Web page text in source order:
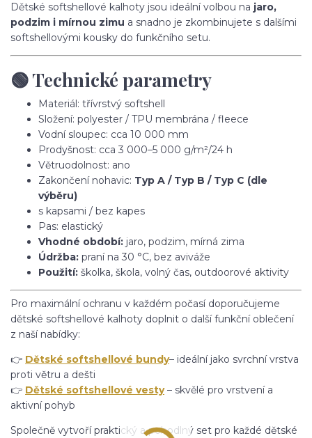
Dětské softshellové kalhoty jsou ideální volbou na jaro,
podzim i mírnou zimu a snadno je zkombinujete s dalšími
softshellovými kousky do funkčního setu.
🟢 Technické parametry
Materiál: třívrstvý softshell
Složení: polyester / TPU membrána / fleece
Vodní sloupec: cca 10 000 mm
Prodyšnost: cca 3 000–5 000 g/m²/24 h
Větruodolnost: ano
Zakončení nohavic: Typ A / Typ B / Typ C (dle
výběru)
s kapsami / bez kapes
Pas: elastický
Vhodné období: jaro, podzim, mírná zima
Údržba: praní na 30 °C, bez aviváže
Použití: školka, škola, volný čas, outdoorové aktivity
Pro maximální ochranu v každém počasí doporučujeme
dětské softshellové kalhoty doplnit o další funkční oblečení
z naší nabídky:
👉 Dětské softshellové bundy– ideální jako svrchní vrstva
proti větru a dešti
👉 Dětské softshellové vesty– skvělé pro vrstvení a
aktivní pohyb
Společně vytvoří praktický a pohodlný set pro každé dětské